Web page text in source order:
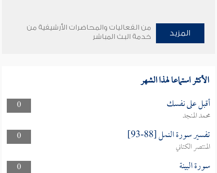
المزيد
من الفعاليات والمحاضرات الأرشيفية من
خدمة البث المباشر
الأكثر استماعا لهذا الشهر
0 أقبل على نفسك
محمد المنجد
0
تفسير سورة النمل [88-93]
المنتصر الكتاني
0
سورة البينة